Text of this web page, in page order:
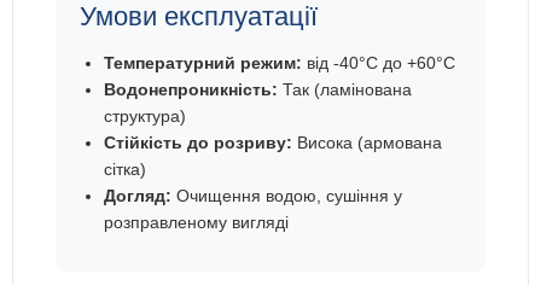
Умови експлуатації
Температурний режим: від -40°C до +60°C
Водонепроникність: Так (ламінована
структура)
Стійкість до розриву: Висока (армована
сітка)
Догляд: Очищення водою, сушіння у
розправленому вигляді